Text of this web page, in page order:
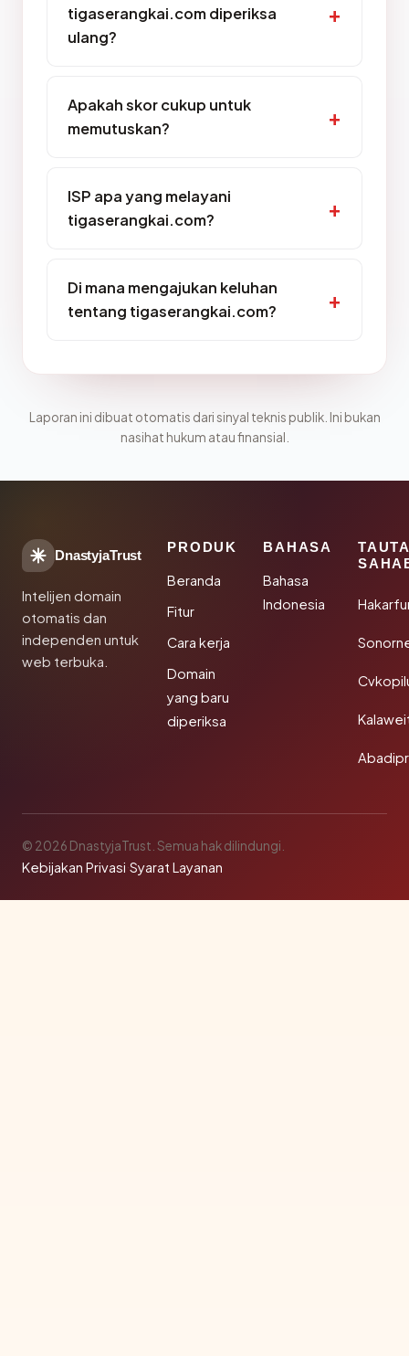
tigaserangkai.com diperiksa
ulang?
Apakah skor cukup untuk
memutuskan?
ISP apa yang melayani
tigaserangkai.com?
Di mana mengajukan keluhan
tentang tigaserangkai.com?
Laporan ini dibuat otomatis dari sinyal teknis publik. Ini bukan
nasihat hukum atau finansial.
DnastyjaTrust
Intelijen domain
otomatis dan
independen untuk
web terbuka.
PRODUK
Beranda
Fitur
Cara kerja
Domain
yang baru
diperiksa
BAHASA
Bahasa
Indonesia
© 2026 DnastyjaTrust. Semua hak dilindungi.
Kebijakan Privasi·Syarat Layanan